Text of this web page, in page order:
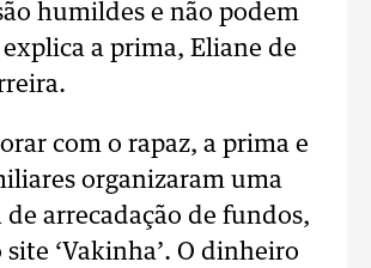
humildes e não podem
a prima, Eliane de
com o rapaz, a prima e
organizaram uma
de arrecadação de fundos,
‘Vakinha’. O dinheiro